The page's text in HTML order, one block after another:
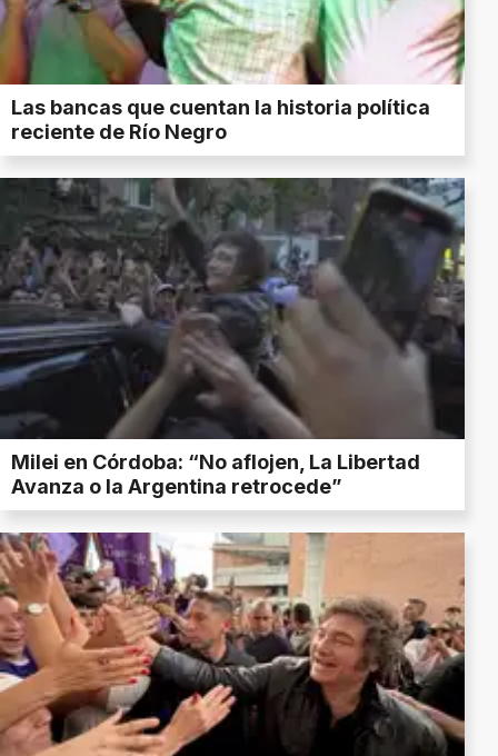
Las bancas que cuentan la historia política
reciente de Río Negro
Milei en Córdoba: “No aflojen, La Libertad
Avanza o la Argentina retrocede”